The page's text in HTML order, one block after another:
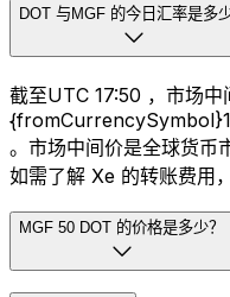
DOT 与MGF 的今日汇率是多少
截至UTC 17:50 ，市场
。市场中间价是全球货币
如需了解 Xe 的转账费用
MGF 50 DOT 的价格是多少？